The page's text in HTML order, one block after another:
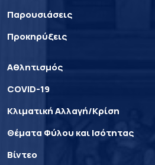
Παρουσιάσεις
Προκηρύξεις
Αθλητισμός
COVID-19
Κλιματική Αλλαγή/Κρίση
Θέματα Φύλου και Ισότητας
Βίντεο